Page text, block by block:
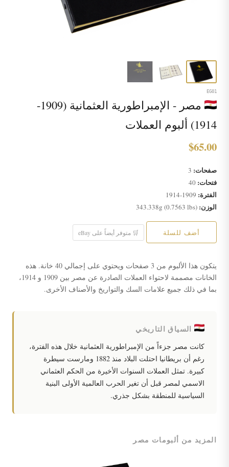
EG01
مصر - الإمبراطورية العثمانية (1909-
1914) ألبوم العملات
$65.00
صفحات:
فتحات:
الفترة:
الوزن:
أضف للسلة 🛒 متوفر أيضاً على eBay
يتكون هذا الألبوم من 3 صفحات ويحتوي على إجمالي 40 خانة. هذه
الخانات مصممة لاحتواء العملات الصادرة عن مصر بين 1909 و 1914،
بما في ذلك جميع علامات السك والتواريخ والأصناف الأخرى.
السياق التاريخي
كانت مصر جزءاً من الإمبراطورية العثمانية خلال هذه الفترة،
رغم أن بريطانيا احتلت البلاد منذ 1882 ومارست سيطرة
كبيرة. تمثل العملات السنوات الأخيرة من الحكم العثماني
الاسمي لمصر قبل أن تغير الحرب العالمية الأولى البنية
السياسية للمنطقة بشكل جذري.
المزيد من ألبومات مصر